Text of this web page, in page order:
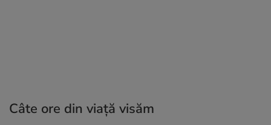
Câte ore din viață visăm